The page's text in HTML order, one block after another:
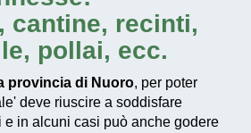
cantine, recinti,
pollai, ecc.
provincia di Nuoro, per poter
deve riuscire a soddisfare
e in alcuni casi può anche godere